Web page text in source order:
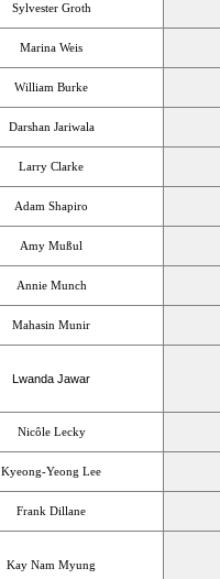
Sylvester Groth
Marina Weis
William Burke
Darshan Jariwala
Larry Clarke
Adam Shapiro
Amy Mußul
Annie Munch
Mahasin Munir
Lwanda Jawar
Nicôle Lecky
Kyeong-Yeong Lee
Frank Dillane
Kay Nam Myung